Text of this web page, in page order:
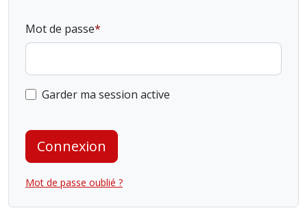
Mot de passe
Garder ma session active
Connexion
Mot de passe oublié ?